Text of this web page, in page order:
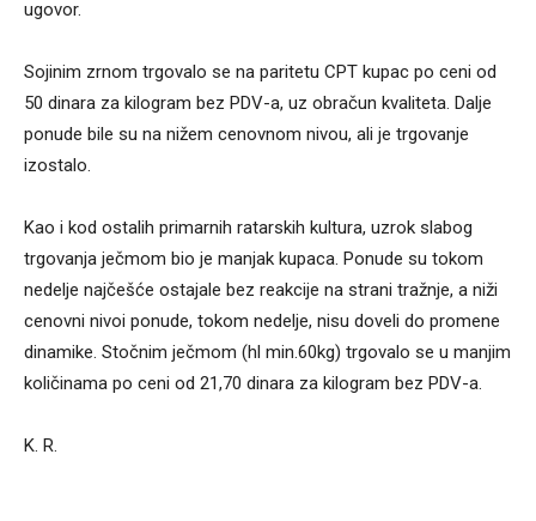
ugovor.
Sojinim zrnom trgovalo se na paritetu CPT kupac po ceni od
50 dinara za kilogram bez PDV-a, uz obračun kvaliteta. Dalje
ponude bile su na nižem cenovnom nivou, ali je trgovanje
izostalo.
Kao i kod ostalih primarnih ratarskih kultura, uzrok slabog
trgovanja ječmom bio je manjak kupaca. Ponude su tokom
nedelje najčešće ostajale bez reakcije na strani tražnje, a niži
cenovni nivoi ponude, tokom nedelje, nisu doveli do promene
dinamike. Stočnim ječmom (hl min.60kg) trgovalo se u manjim
količinama po ceni od 21,70 dinara za kilogram bez PDV-a.
K. R.